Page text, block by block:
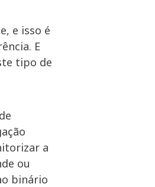
e isso é
E
tipo de
a
ou
binário